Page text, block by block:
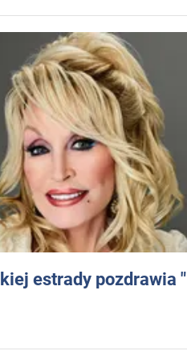
estrady pozdrawia